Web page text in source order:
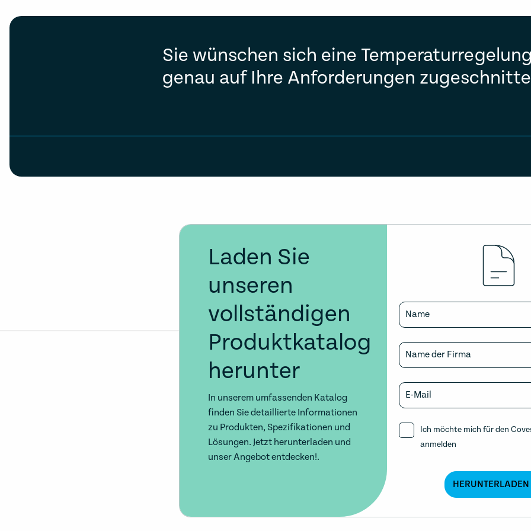
Sie wünschen sich eine
genau auf Ihre Anforderungen
Laden Sie
unseren
vollständigen
Produktkatalog
herunter
In unserem umfassenden Katalog
finden Sie detaillierte Informationen
zu Produkten, Spezifikationen und
Lösungen. Jetzt herunterladen und
unser Angebot entdecken!.
Name
Name der Firma
E-Mail
Ich möchte mich für den
anmelden
HERUNTERLADEN